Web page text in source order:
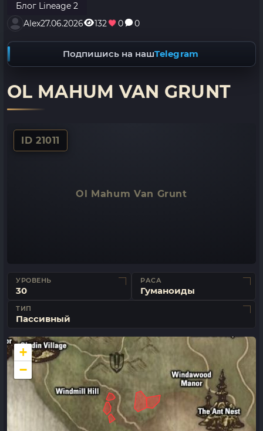
Блог Lineage 2
Alex27.06.2026 132 0 0
Подпишись на нашTelegram
OL MAHUM VAN GRUNT
ID 21011
Ol Mahum Van Grunt
УРОВЕНЬ
30
РАСА
Гуманоиды
ТИП
Пассивный
+
−